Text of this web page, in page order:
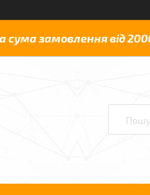
сума замовлення від